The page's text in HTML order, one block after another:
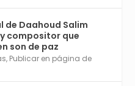
·
en Sevilla capital o
en Internet de las
y Smart Cities
de Daahoud Salim
compositor que
son de paz
, Publicar en página de